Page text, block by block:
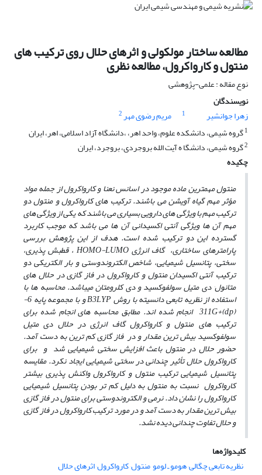
مطالعه ساختار مولکولی و اثرهای حلال روی ترکیب های
منتول و کارواکرول، مطالعه نظری
نوع مقاله : علمی-پژوهشی
نویسندگان
زهرا جوانشیر
1 مریم رضوی مهر2
1گروه شیمی، دانشکده علوم، واحد اهر، ،دانشگاه آزاد اسلامی، اهر، ایران
2گروه شیمی، دانشگا ه آیت الله بروجردی، بروجرد، ایران
چکیده
منتول مهم­ترین ماده موجود در اسانس نعنا و کارواکرول از جمله مواد
مؤثر مهم گیاه آویشن می ­باشند. ترکیب­ هایکارواکرول و منتول دو
ترکیب مهم با ویژگی­ های دارویی بسیاری می باشند که یکی از ویژگی­ های
مهم آن ها ویژگی آنتی اکسیدانی آن­ هامی باشد که موجب کاربرد
گسترده این دو ترکیب شده است. هدف از این پژوهش بررسی
پارامترهای ساختاری، گاف انرژیHOMO-LUMO ، قطبش پذیری،
سختی، پتانسیلشیمیایی، شاخص الکتروندوستی و بار الکتریکیدو
ترکیب آنتی اکسیدان منتول و کارواکرولدرفازگازیدرحلال­ های
متانول٬ دی متیل سولفوکسید ودی کلرومتان می­باشد. محاسبه­ هابا
استفادهازنظریهتابعیدانسیتهباروشB3LYPوبامجموعهپایه 6-
311G+(d,p) انجام شده ­اند. مطابق محاسبه ­هایانجام شده برای
ترکیب­ های منتول و کارواکرول گاف انرژی در حلال دی متیل
سولفوکسید بیش ­ترینمقدار ودر فاز گازیکم ­ترینبه دست آمد.
حضور حلال در منتول باعث افزایش سختی شیمیایی شد و برای
کارواکرول حلال تأثیر چندانی در سختی شیمیایی ایجاد نکرد. مقایسه
پتانسیل شیمیایی ترکیب منتول و کارواکرول واکنش پذیری بیش­تر
کارواکرول نسبت به منتول به دلیل کم ­تر بودن پتانسیل شیمیایی
کارواکرول را نشان داد. نرمی و الکترو­ن­دوستی برای منتولدرفاز گازی
بیش ­ترینمقدار به دست آمد و در مورد ترکیب کارواکرولدر فاز گازی
و حلال تفاوت چندانی دیده نشد.
کلیدواژه‌ها
نظریه تابعی چگالی٬ هومو ـ لومو٬ منتول٬ کارواکرول٬ اثرهای حلال